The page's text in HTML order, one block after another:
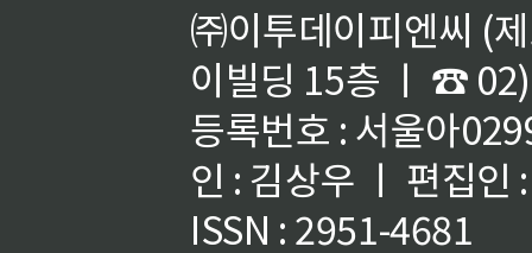
㈜이투데이피엔씨 (
이빌딩 15층 ㅣ ☎
등록번호 : 서울아
인 : 김상우 ㅣ 편집인
ISSN : 2951-4681